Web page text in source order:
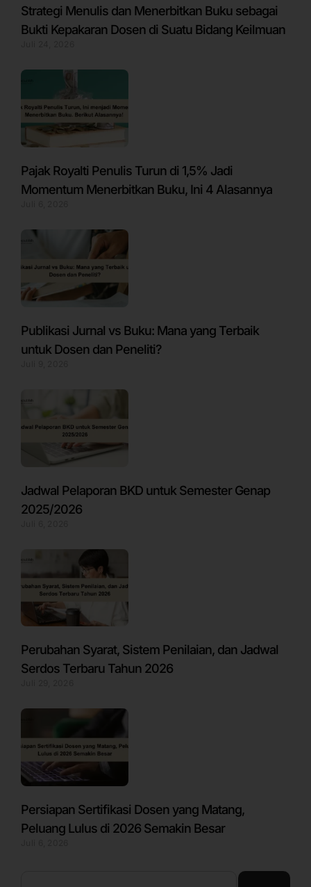
Strategi Menulis dan Menerbitkan Buku sebagai
Bukti Kepakaran Dosen di Suatu Bidang Keilmuan
Pajak Royalti Penulis Turun di 1,5% Jadi
Momentum Menerbitkan Buku, Ini 4 Alasannya
Publikasi Jurnal vs Buku: Mana yang Terbaik
untuk Dosen dan Peneliti?
Jadwal Pelaporan BKD untuk Semester Genap
2025/2026
Perubahan Syarat, Sistem Penilaian, dan Jadwal
Serdos Terbaru Tahun 2026
Persiapan Sertifikasi Dosen yang Matang,
Peluang Lulus di 2026 Semakin Besar